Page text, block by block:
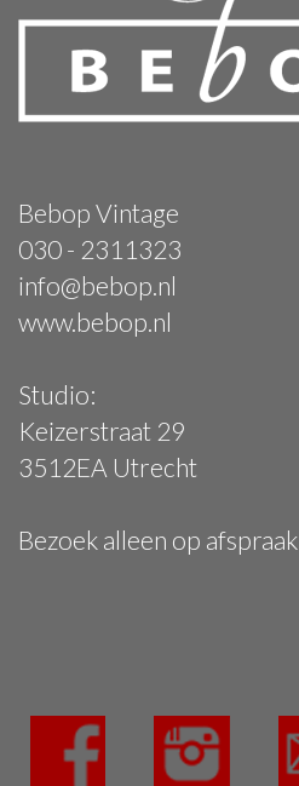
Bebop Vintage
030 - 2311323
info@bebop.nl
www.bebop.nl
Studio:
Keizerstraat 29
3512EA Utrecht
Bezoek alleen op afspraak